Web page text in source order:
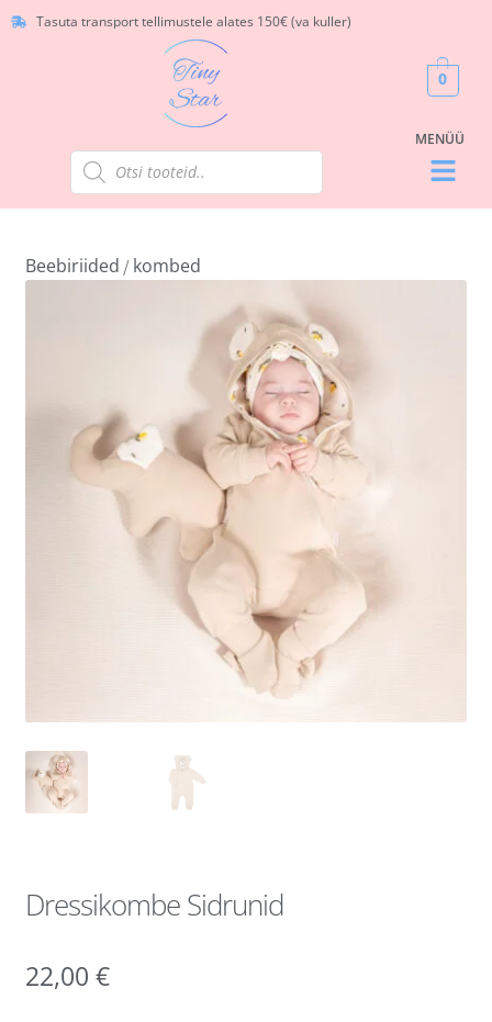
Tasuta transport tellimustele alates 150€ (va kuller)
0
Beebiriided / kombed
Dressikombe Sidrunid
22,00 €